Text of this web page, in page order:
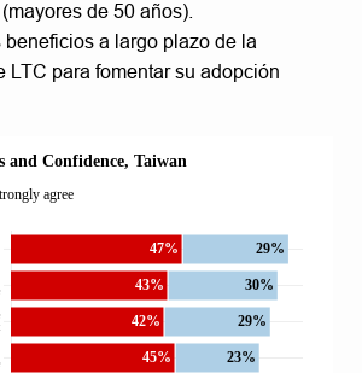
de 50 años).
beneficios a largo plazo de la
LTC para fomentar su adopción